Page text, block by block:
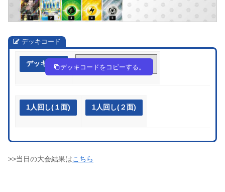
デッキコード
デッキ作成 VVFkbF-zXVPcc-k5Vvkk
デッキコードをコピーする。
1人回し(１面) 1人回し(２面)
>>当日の大会結果はこちら